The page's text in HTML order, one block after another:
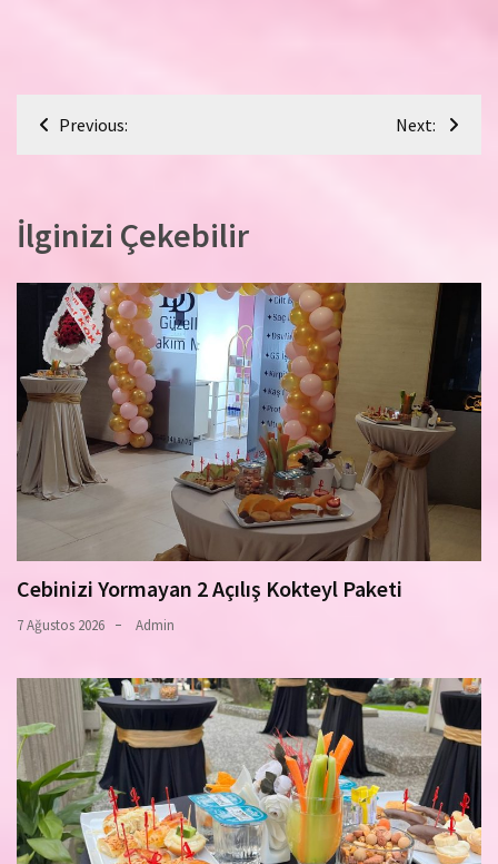
Yazı
gezinmesi
Previous: Next:
İlginizi Çekebilir
Cebinizi Yormayan 2 Açılış Kokteyl Paketi
7 Ağustos 2026 Admin